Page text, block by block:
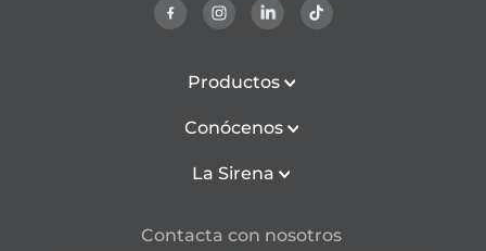
Productos
Conócenos
La Sirena
Contacta con nosotros